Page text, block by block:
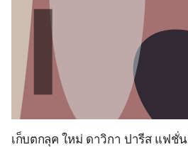
เก็บตกลุค ใหม่ ดาวิกา ปารีส แฟชั่